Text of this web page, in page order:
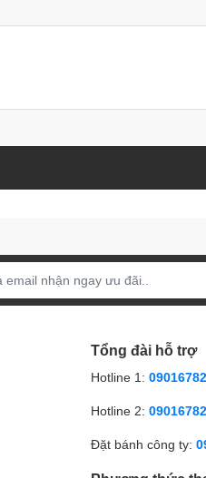
Tổng đài hỗ trợ
Hotline 1:
Hotline 2:
Đặt bánh công ty: